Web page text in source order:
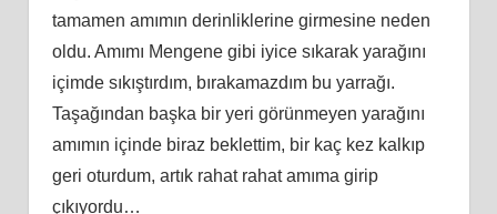
tamamen amımın derinliklerine girmesine neden
oldu. Amımı Mengene gibi iyice sıkarak yarağını
içimde sıkıştırdım, bırakamazdım bu yarrağı.
Taşağından başka bir yeri görünmeyen yarağını
amımın içinde biraz beklettim, bir kaç kez kalkıp
geri oturdum, artık rahat rahat amıma girip
çıkıyordu…